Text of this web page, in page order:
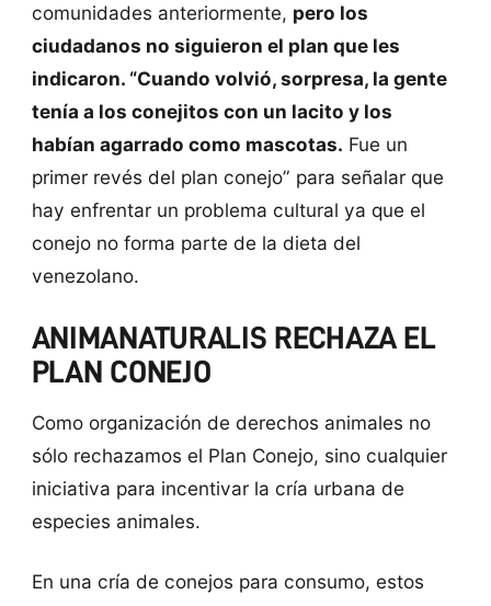
comunidades anteriormente, pero los
ciudadanos no siguieron el plan que les
indicaron. “Cuando volvió, sorpresa, la gente
tenía a los conejitos con un lacito y los
habían agarrado como mascotas. Fue un
primer revés del plan conejo” para señalar que
hay enfrentar un problema cultural ya que el
conejo no forma parte de la dieta del
venezolano.
ANIMANATURALIS RECHAZA EL
PLAN CONEJO
Como organización de derechos animales no
sólo rechazamos el Plan Conejo, sino cualquier
iniciativa para incentivar la cría urbana de
especies animales.
En una cría de conejos para consumo, estos